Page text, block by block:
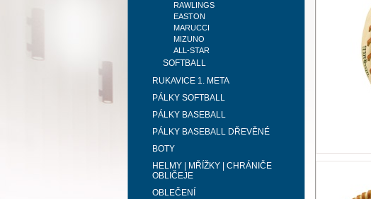
RAWLINGS
EASTON
MARUCCI
MIZUNO
ALL-STAR
SOFTBALL
RUKAVICE 1. META
PÁLKY SOFTBALL
PÁLKY BASEBALL
PÁLKY BASEBALL DŘEVĚNÉ
BOTY
HELMY | MŘÍŽKY | CHRÁNIČE
OBLIČEJE
OBLEČENÍ